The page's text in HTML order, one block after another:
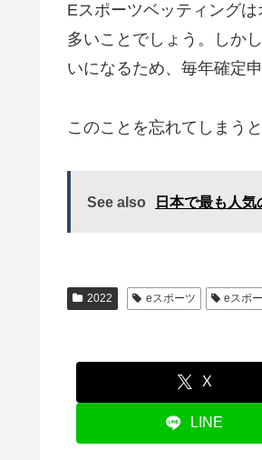
Eスポーツベッティング
多いことでしょう。しか
いになるため、毎年確定
このことを忘れてしまう
See also 日本で最も人
2022 eスポーツ eスポ
X
LINE